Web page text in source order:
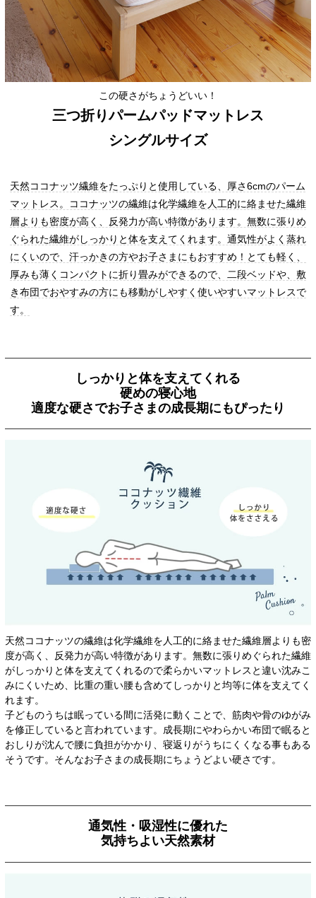
この硬さがちょうどいい！
三つ折りパームパッドマットレス
シングルサイズ
天然ココナッツ繊維をたっぷりと使用している、厚さ6cmのパーム
マットレス。ココナッツの繊維は化学繊維を人工的に絡ませた繊維
層よりも密度が高く、反発力が高い特徴があります。無数に張りめ
ぐられた繊維がしっかりと体を支えてくれます。通気性がよく蒸れ
にくいので、汗っかきの方やお子さまにもおすすめ！とても軽く、
厚みも薄くコンパクトに折り畳みができるので、二段ベッドや、敷
き布団でおやすみの方にも移動がしやすく使いやすいマットレスで
す。
しっかりと体を支えてくれる
硬めの寝心地
適度な硬さでお子さまの成長期にもぴったり
天然ココナッツの繊維は化学繊維を人工的に絡ませた繊維層よりも密
度が高く、反発力が高い特徴があります。無数に張りめぐられた繊維
がしっかりと体を支えてくれるので柔らかいマットレスと違い沈みこ
みにくいため、比重の重い腰も含めてしっかりと均等に体を支えてく
れます。
子どものうちは眠っている間に活発に動くことで、筋肉や骨のゆがみ
を修正していると言われています。成長期にやわらかい布団で眠ると
おしりが沈んで腰に負担がかかり、寝返りがうちにくくなる事もある
そうです。そんなお子さまの成長期にちょうどよい硬さです。
通気性・吸湿性に優れた
気持ちよい天然素材